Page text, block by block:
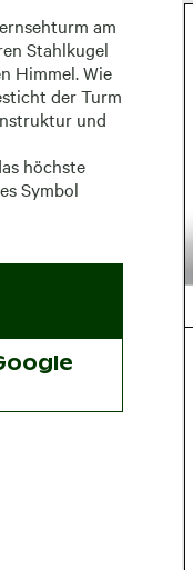
am
Stahlkugel
Himmel. Wie
der Turm
und
höchste
Symbol